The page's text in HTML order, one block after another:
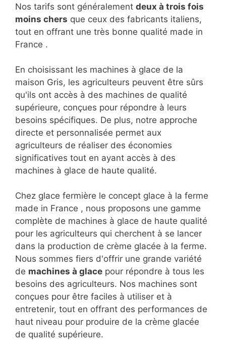
Nos tarifs sont généralement deux à trois fois
moins chers que ceux des fabricants italiens,
tout en offrant une très bonne qualité made in
France .
En choisissant les machines à glace de la
maison Gris, les agriculteurs peuvent être sûrs
qu'ils ont accès à des machines de qualité
supérieure, conçues pour répondre à leurs
besoins spécifiques. De plus, notre approche
directe et personnalisée permet aux
agriculteurs de réaliser des économies
significatives tout en ayant accès à des
machines à glace de haute qualité.
Chez glace fermière le concept glace à la ferme
made in France , nous proposons une gamme
complète de machines à glace de haute qualité
pour les agriculteurs qui cherchent à se lancer
dans la production de crème glacée à la ferme.
Nous sommes fiers d'offrir une grande variété
de machines à glace pour répondre à tous les
besoins des agriculteurs. Nos machines sont
conçues pour être faciles à utiliser et à
entretenir, tout en offrant des performances de
haut niveau pour produire de la crème glacée
de qualité supérieure.